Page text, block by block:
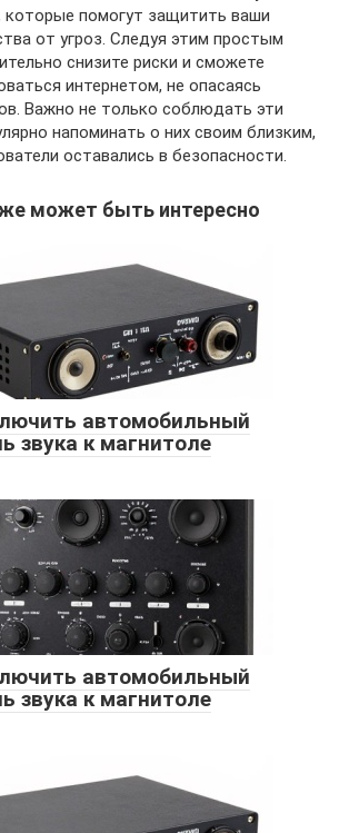
которые помогут защитить ваши
от угроз. Следуя этим простым
снизите риски и сможете
интернетом, не опасаясь
Важно не только соблюдать эти
напоминать о них своим близким,
оставались в безопасности.
может быть интересно
автомобильный
звука к магнитоле
автомобильный
звука к магнитоле